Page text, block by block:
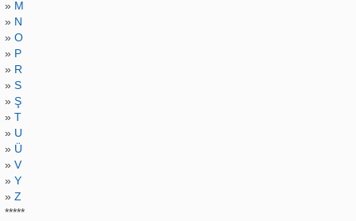
» M
» N
» O
» P
» R
» S
» Ş
» T
» U
» Ü
» V
» Y
» Z
*****